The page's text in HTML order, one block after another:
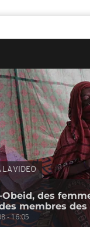
LA VIDEO
Obeid, des
membres des
- 16:05